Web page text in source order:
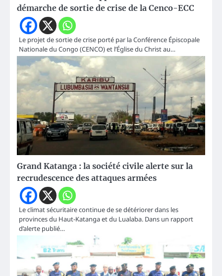
démarche de sortie de crise de la Cenco-ECC
Le projet de sortie de crise porté par la Conférence Épiscopale
Nationale du Congo (CENCO) et l’Église du Christ au…
Grand Katanga : la société civile alerte sur la
recrudescence des attaques armées
Le climat sécuritaire continue de se détériorer dans les
provinces du Haut-Katanga et du Lualaba. Dans un rapport
d’alerte publié…